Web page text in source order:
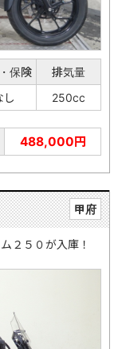
保険
排気量
し 250cc
488,000円
甲府
２５０が入庫！